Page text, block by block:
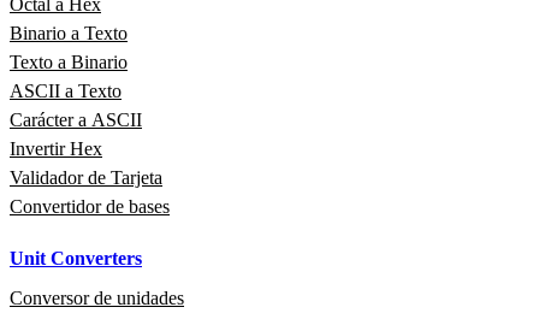
Octal a Hex
Binario a Texto
Texto a Binario
ASCII a Texto
Carácter a ASCII
Invertir Hex
Validador de Tarjeta
Convertidor de bases
Unit Converters
Conversor de unidades